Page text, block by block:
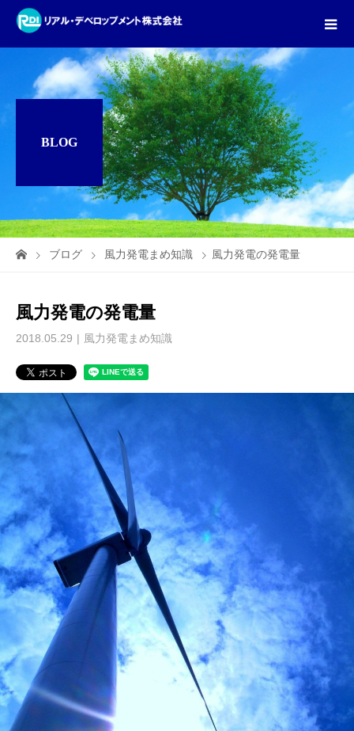
BLOG
ブログ 風力発電まめ知識 風力発電の発電量
風力発電の発電量
2018.05.29 風力発電まめ知識